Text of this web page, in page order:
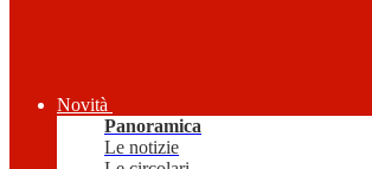
Novità
Panoramica
Le notizie